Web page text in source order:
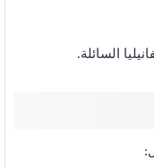
السائلة.